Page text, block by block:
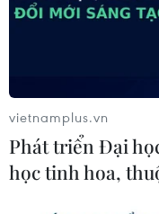
13/02/2015 09:19
Các phương tiện vận tải
khoảng 50% hệ số trọng tải
ứng được nhu cầu đi lại của
vietnamplus.vn
Phát triển Đại
học tinh hoa,